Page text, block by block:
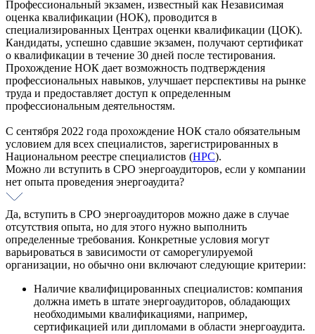
Профессиональный экзамен, известный как Независимая
оценка квалификации (НОК), проводится в
специализированных Центрах оценки квалификации (ЦОК).
Кандидаты, успешно сдавшие экзамен, получают сертификат
о квалификации в течение 30 дней после тестирования.
Прохождение НОК дает возможность подтверждения
профессиональных навыков, улучшает перспективы на рынке
труда и предоставляет доступ к определенным
профессиональным деятельностям.
С сентября 2022 года прохождение НОК стало обязательным
условием для всех специалистов, зарегистрированных в
Национальном реестре специалистов (НРС).
Можно ли вступить в СРО энергоаудиторов, если у компании
нет опыта проведения энергоаудита?
Да, вступить в СРО энергоаудиторов можно даже в случае
отсутствия опыта, но для этого нужно выполнить
определенные требования. Конкретные условия могут
варьироваться в зависимости от саморегулируемой
организации, но обычно они включают следующие критерии:
Наличие квалифицированных специалистов: компания
должна иметь в штате энергоаудиторов, обладающих
необходимыми квалификациями, например,
сертификацией или дипломами в области энергоаудита.